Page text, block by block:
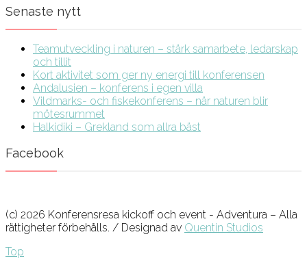
Senaste nytt
Teamutveckling i naturen – stärk samarbete, ledarskap
och tillit
Kort aktivitet som ger ny energi till konferensen
Andalusien – konferens i egen villa
Vildmarks- och fiskekonferens – när naturen blir
mötesrummet
Halkidiki – Grekland som allra bäst
Facebook
(c) 2026 Konferensresa kickoff och event - Adventura – Alla
rättigheter förbehålls. / Designad av Quentin Studios
Top